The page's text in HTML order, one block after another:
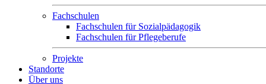
Fachschulen
Fachschulen für Sozialpädagogik
Fachschulen für Pflegeberufe
Projekte
Standorte
Über uns